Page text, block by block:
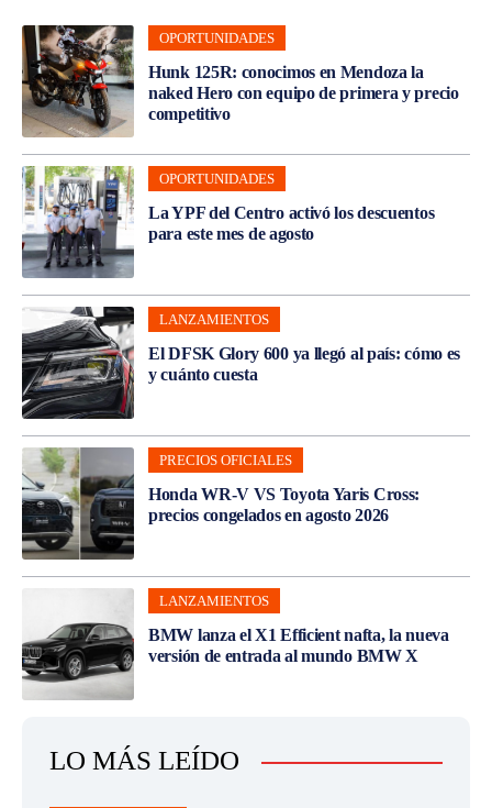
OPORTUNIDADES
Hunk 125R: conocimos en Mendoza la
naked Hero con equipo de primera y precio
competitivo
OPORTUNIDADES
La YPF del Centro activó los descuentos
para este mes de agosto
LANZAMIENTOS
El DFSK Glory 600 ya llegó al país: cómo es
y cuánto cuesta
PRECIOS OFICIALES
Honda WR-V VS Toyota Yaris Cross:
precios congelados en agosto 2026
LANZAMIENTOS
BMW lanza el X1 Efficient nafta, la nueva
versión de entrada al mundo BMW X
LO MÁS LEÍDO